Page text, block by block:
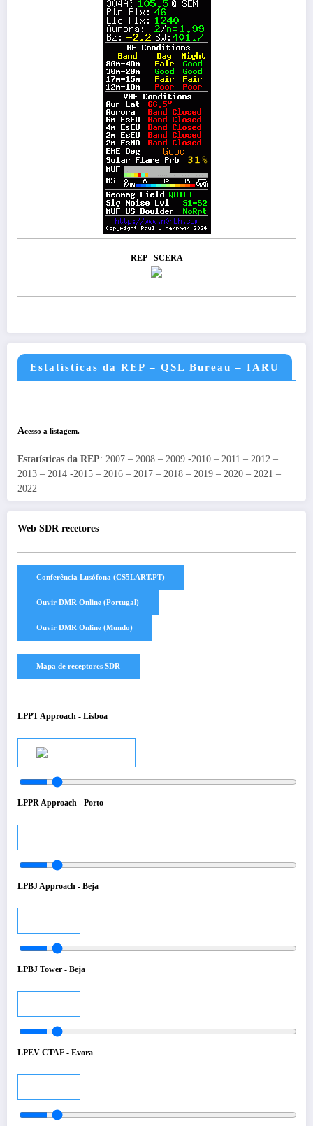
REP - SCERA
Estatísticas da REP – QSL Bureau – IARU
Acesso a listagem.
Estatísticas da REP: 2007 – 2008 – 2009 -2010 – 2011 – 2012 –
2013 – 2014 -2015 – 2016 – 2017 – 2018 – 2019 – 2020 – 2021 –
2022
Web SDR recetores
LPPT Approach - Lisboa
LPPR Approach - Porto
LPBJ Approach - Beja
LPBJ Tower - Beja
LPEV CTAF - Evora